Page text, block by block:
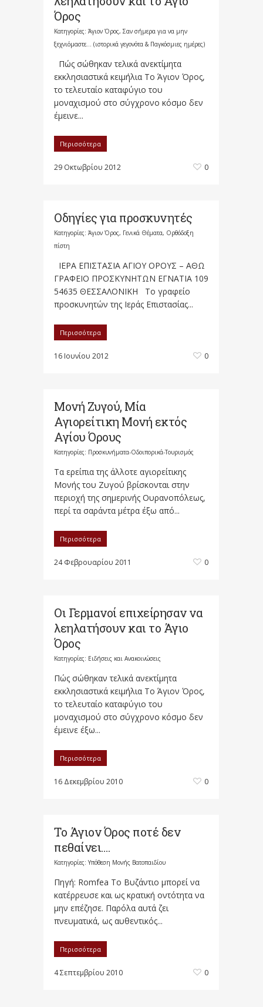
Όρος
Κατηγορίες: Άγιον Όρος, Σαν σήμερα για να μην
ξεχνιόμαστε... (ιστορικά γεγονότα & Παγκόσμιες ημέρες)
Πώς σώθηκαν τελικά ανεκτίμητα
εκκλησιαστικά κειμήλια Το Άγιον Όρος,
το τελευταίο καταφύγιο του
μοναχισμού στο σύγχρονο κόσμο δεν
έμεινε...
Περισσότερα
29 Οκτωβρίου 2012 0
Οδηγίες για προσκυνητές
Κατηγορίες: Άγιον Όρος, Γενικά Θέματα, Ορθόδοξη
πίστη
ΙΕΡΑ ΕΠΙΣΤΑΣΙΑ ΑΓΙΟΥ ΟΡΟΥΣ – ΑΘΩ
ΓΡΑΦΕΙΟ ΠΡΟΣΚΥΝΗΤΩΝ ΕΓΝΑΤΙΑ 109
54635 ΘΕΣΣΑΛΟΝΙΚΗ Το γραφείο
προσκυνητών της Ιεράς Επιστασίας...
Περισσότερα
16 Ιουνίου 2012 0
Μονή Ζυγού, Μία
Αγιορείτικη Μονή εκτός
Αγίου Όρους
Κατηγορίες: Προσκυνήματα-Οδοιπορικά-Τουρισμός
Τα ερείπια της άλλοτε αγιορείτικης
Μονής του Ζυγού βρίσκονται στην
περιοχή της σημερινής Ουρανοπόλεως,
περί τα σαράντα μέτρα έξω από...
Περισσότερα
24 Φεβρουαρίου 2011 0
Οι Γερμανοί επιχείρησαν να
λεηλατήσουν και το Άγιο
Όρος
Κατηγορίες: Ειδήσεις και Ανακοινώσεις
Πώς σώθηκαν τελικά ανεκτίμητα
εκκλησιαστικά κειμήλια Το Άγιον Όρος,
το τελευταίο καταφύγιο του
μοναχισμού στο σύγχρονο κόσμο δεν
έμεινε έξω...
Περισσότερα
16 Δεκεμβρίου 2010 0
Το Άγιον Όρος ποτέ δεν
πεθαίνει….
Κατηγορίες: Υπόθεση Μονής Βατοπαιδίου
Πηγή: Romfea Το Βυζάντιο μπορεί να
κατέρρευσε και ως κρατική οντότητα να
μην επέζησε. Παρόλα αυτά ζει
πνευματικά, ως αυθεντικός...
Περισσότερα
4 Σεπτεμβρίου 2010 0